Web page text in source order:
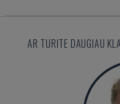
AR TURITE DAUGIAU